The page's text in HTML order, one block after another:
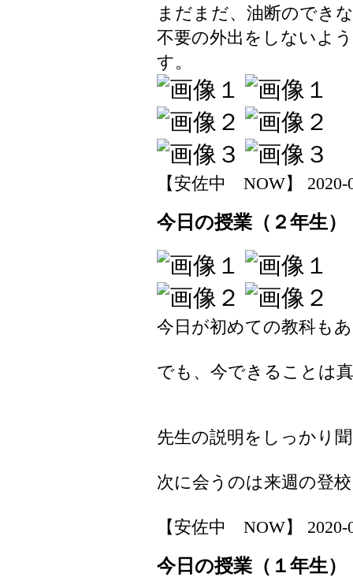
まだまだ、油断のでき
不要の外出をしないよ
す。
【安佐中 NOW】 2020-
今日の授業（２年生）
今日が初めての教科も
でも、今できることは
先生の説明をしっかり
次に会うのは来週の登
【安佐中 NOW】 2020-
今日の授業（１年生）